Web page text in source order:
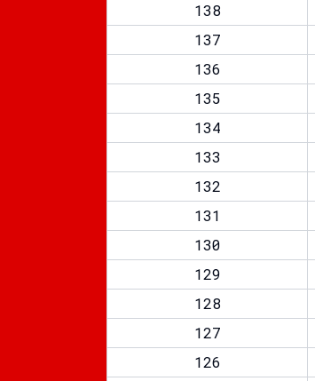
138
137
136
135
134
133
132
131
130
129
128
127
126